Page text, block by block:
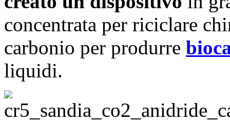
concentrata per riciclare
carbonio per produrre
liquidi.